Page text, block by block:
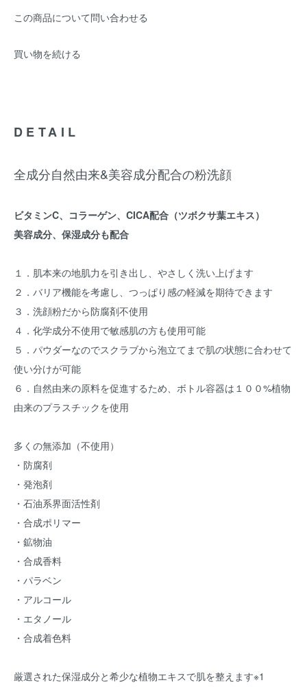
この商品について問い合わせる
買い物を続ける
DETAIL
全成分自然由来&美容成分配合の粉洗顔
ビタミンC、コラーゲン、CICA配合（ツボクサ葉エキス）
美容成分、保湿成分も配合
１．肌本来の地肌力を引き出し、やさしく洗い上げます
２．バリア機能を考慮し、つっぱり感の軽減を期待できます
３．洗顔粉だから防腐剤不使用
４．化学成分不使用で敏感肌の方も使用可能
５．パウダーなのでスクラブから泡立てまで肌の状態に合わせて
使い分けが可能
６．自然由来の原料を促進するため、ボトル容器は１００%植物
由来のプラスチックを使用
多くの無添加（不使用）
・防腐剤
・発泡剤
・石油系界面活性剤
・合成ポリマー
・鉱物油
・合成香料
・パラベン
・アルコール
・エタノール
・合成着色料
厳選された保湿成分と希少な植物エキスで肌を整えます※1